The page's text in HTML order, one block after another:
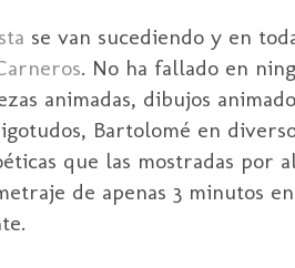
se van sucediendo y en
. No ha fallado en
animadas, dibujos
Bartolomé en
que las mostradas por
de apenas 3 minutos